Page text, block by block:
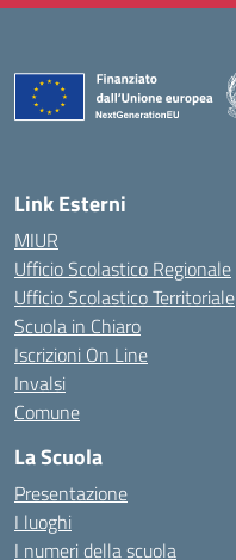
Link Esterni
MIUR
Ufficio Scolastico Regionale
Ufficio Scolastico Territoriale
Scuola in Chiaro
Iscrizioni On Line
Invalsi
Comune
La Scuola
Presentazione
I luoghi
I numeri della scuola